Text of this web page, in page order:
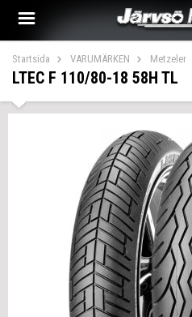
Startsida VARUMÄRKEN Metzeler
LTEC F 110/80-18 58H TL